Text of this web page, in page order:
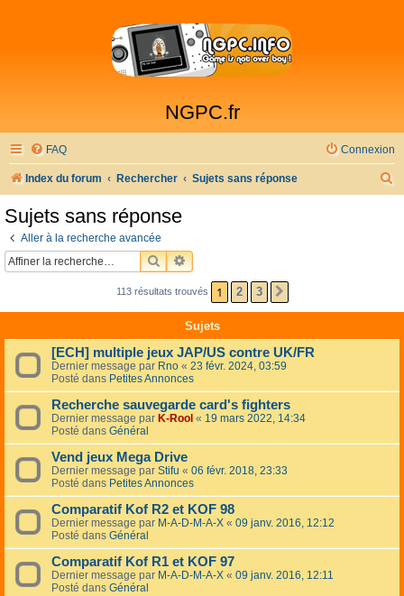
NGPC.fr
FAQ Connexion
Index du forum Rechercher Sujets sans réponse
h
r
Sujets sans réponse
Aller à la recherche avancée
RECHERCHER
RECHERCHE AVANCÉE
113 résultats trouvés 1 2 3
Sujets
[ECH] multiple jeux JAP/US contre UK/FR
Dernier message par Rno « 23 févr. 2024, 03:59
Posté dans Petites Annonces
Recherche sauvegarde card's fighters
Dernier message par K-Rool « 19 mars 2022, 14:34
Posté dans Général
Vend jeux Mega Drive
Dernier message par Stifu « 06 févr. 2018, 23:33
Posté dans Petites Annonces
Comparatif Kof R2 et KOF 98
Dernier message par M-A-D-M-A-X « 09 janv. 2016, 12:12
Posté dans Général
Comparatif Kof R1 et KOF 97
Dernier message par M-A-D-M-A-X « 09 janv. 2016, 12:11
Posté dans Général